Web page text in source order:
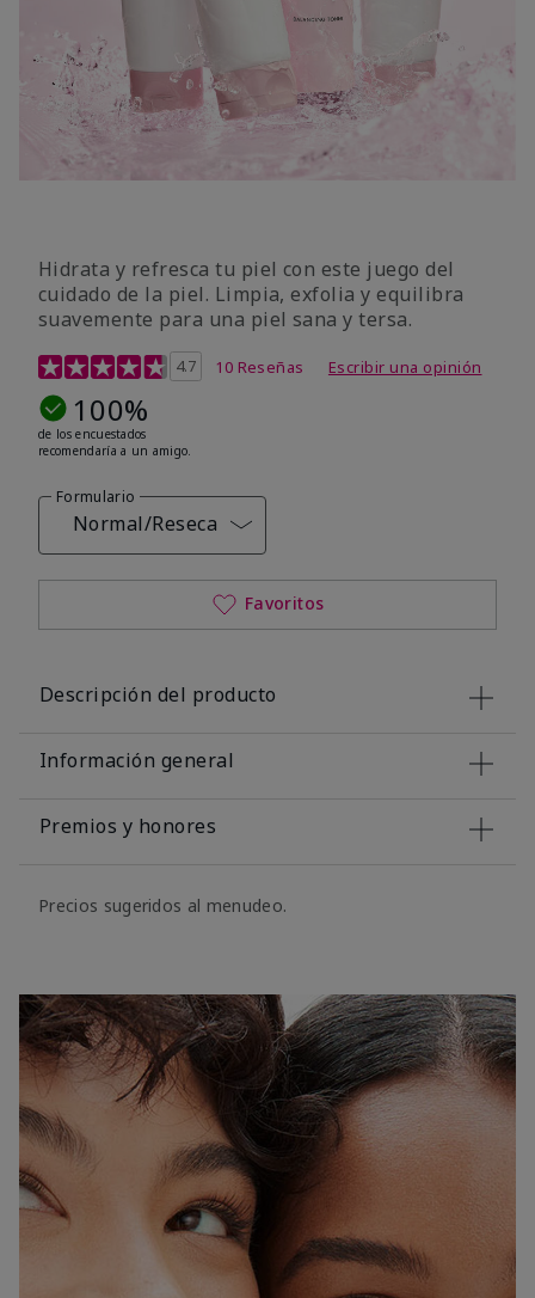
Hidrata y refresca tu piel con este juego del
cuidado de la piel. Limpia, exfolia y equilibra
suavemente para una piel sana y tersa.
Calificación de clientes de 5 de 5
4.7 10 Reseñas Escribir una opinión
100%
de los encuestados
recomendaría a un amigo.
Formulario
Normal/Reseca
Favoritos
Descripción del producto
Información general
Premios y honores
Precios sugeridos al menudeo.